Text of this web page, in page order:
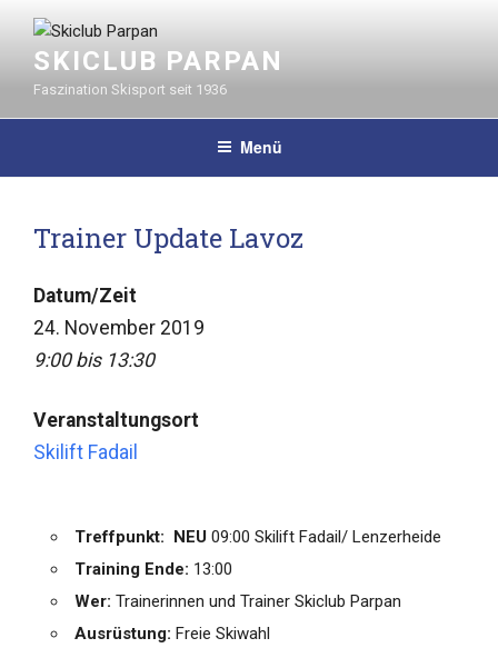
Inhalt
springenSKICLUB PARPAN
Faszination Skisport seit 1936
Menü
Trainer Update Lavoz
Datum/Zeit
24. November 2019
9:00 bis 13:30
Veranstaltungsort
Skilift Fadail
Treffpunkt: NEU 09:00 Skilift Fadail/ Lenzerheide
Training Ende: 13:00
Wer: Trainerinnen und Trainer Skiclub Parpan
Ausrüstung: Freie Skiwahl